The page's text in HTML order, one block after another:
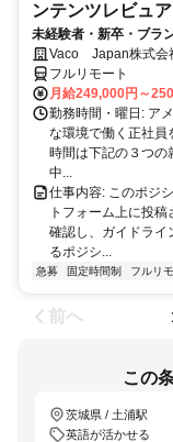
ンテンツレビュ
未経験者・新卒・ブラ
完全リモート
Vaco Japan株式会
フルリモート
月給249,000円～
勤務時間・曜日: ア
な環境で働く正社員
時間は下記の３つの
中...
仕事内容: このポジ
トフォーム上に投
確認し、ガイドライ
るポジシ...
急募 固定時間制 フルリ
前へ
この
茨城県 / 土浦駅
英語が活かせる